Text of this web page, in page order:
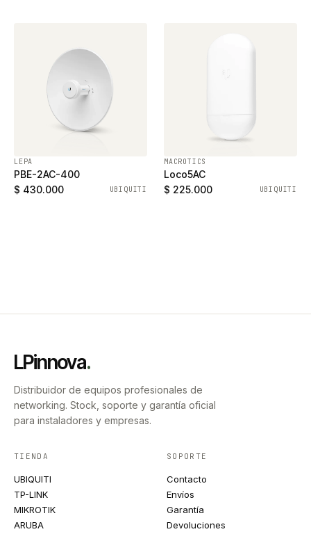
LEPA
PBE-2AC-400
$ 430.000
UBIQUITI
MACROTICS
Loco5AC
$ 225.000
UBIQUITI
LPinnova.
Distribuidor de equipos profesionales de
networking. Stock, soporte y garantía oficial
para instaladores y empresas.
TIENDA
UBIQUITI
TP-LINK
MIKROTIK
ARUBA
SOPORTE
Contacto
Envíos
Garantía
Devoluciones